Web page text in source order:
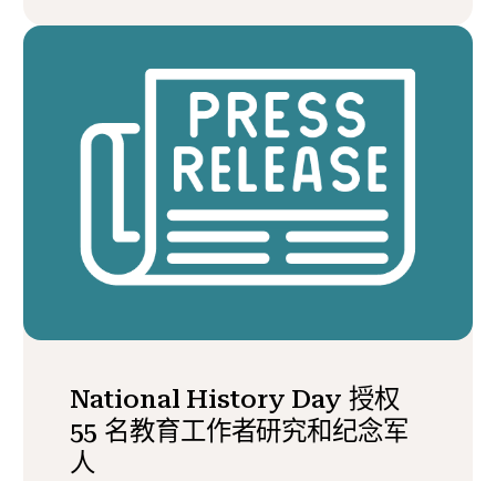
National History Day 授权
55 名教育工作者研究和纪念军
人